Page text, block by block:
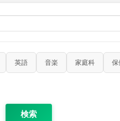
英語 音楽 家庭科 保
検索